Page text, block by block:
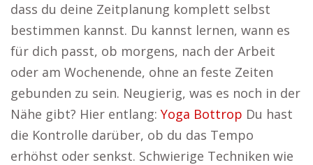
dass du deine Zeitplanung komplett selbst
bestimmen kannst. Du kannst lernen, wann es
für dich passt, ob morgens, nach der Arbeit
oder am Wochenende, ohne an feste Zeiten
gebunden zu sein. Neugierig, was es noch in der
Nähe gibt? Hier entlang: Yoga Bottrop Du hast
die Kontrolle darüber, ob du das Tempo
erhöhst oder senkst. Schwierige Techniken wie